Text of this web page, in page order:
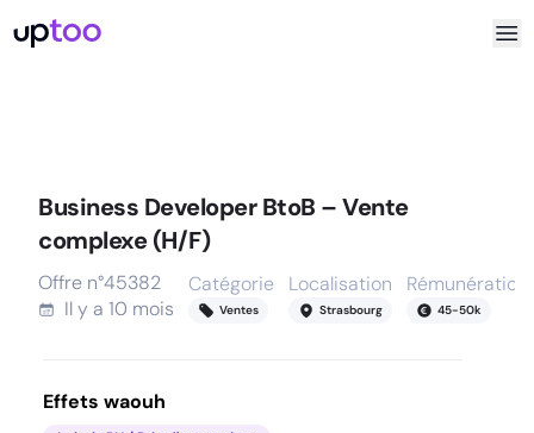
Business Developer BtoB – Vente
complexe (H/F)
Offre n°45382
Il y a 10 mois
Catégorie
Ventes
Localisation
Strasbourg
Rémunération
45-50k
Effets waouh